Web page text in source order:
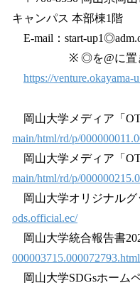
キャンパス 本部棟1階
E-mail：start-
※ ◎を@に置き換
https://venture.okayama-
岡山大学メディア「
main/html/rd/p/
岡山大学メディア「
main/html/rd/p/
岡山大学オリジナルグ
ods.official.ec/
岡山大学統合報告書
000003715.000072793.html
岡山大学SDGsホーム